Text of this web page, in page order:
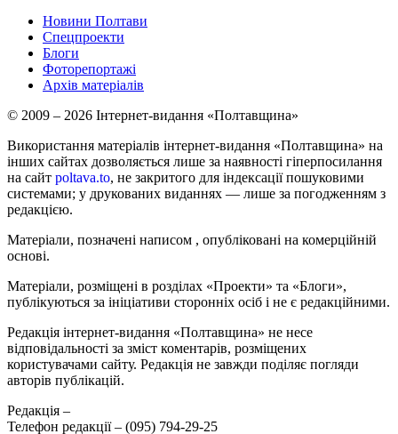
Новини Полтави
Спецпроекти
Блоги
Фоторепортажі
Архів матеріалів
© 2009 – 2026 Інтернет-видання «Полтавщина»
Використання матеріалів інтернет-видання «Полтавщина» на
інших сайтах дозволяється лише за наявності гіперпосилання
на сайт poltava.to, не закритого для індексації пошуковими
системами; у друкованих виданнях — лише за погодженням з
редакцією.
Матеріали, позначені написом , опубліковані на комерційній
основі.
Матеріали, розміщені в розділах «Проекти» та «Блоги»,
публікуються за ініціативи сторонніх осіб і не є редакційними.
Редакція інтернет-видання «Полтавщина» не несе
відповідальності за зміст коментарів, розміщених
користувачами сайту. Редакція не завжди поділяє погляди
авторів публікацій.
Редакція –
Телефон редакції – (095) 794-29-25